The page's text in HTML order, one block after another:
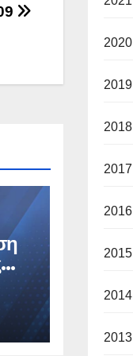
2020
2019
2018
2017
2016
2015
2014
2013